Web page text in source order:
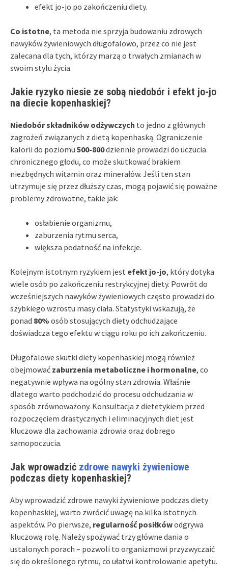
efekt jo-jo po zakończeniu diety.
Co istotne, ta metoda nie sprzyja budowaniu zdrowych
nawyków żywieniowych długofalowo, przez co nie jest
zalecana dla tych, którzy marzą o trwałych zmianach w
swoim stylu życia.
Jakie ryzyko niesie ze sobą niedobór i efekt jo-jo
na diecie kopenhaskiej?
Niedobór składników odżywczych to jedno z głównych
zagrożeń związanych z dietą kopenhaską. Ograniczenie
kalorii do poziomu 500-800dziennie prowadzi do uczucia
chronicznego głodu, co może skutkować brakiem
niezbędnych witamin oraz minerałów. Jeśli ten stan
utrzymuje się przez dłuższy czas, mogą pojawić się poważne
problemy zdrowotne, takie jak:
osłabienie organizmu,
zaburzenia rytmu serca,
większa podatność na infekcje.
Kolejnym istotnym ryzykiem jest efekt jo-jo, który dotyka
wiele osób po zakończeniu restrykcyjnej diety. Powrót do
wcześniejszych nawyków żywieniowych często prowadzi do
szybkiego wzrostu masy ciała. Statystyki wskazują, że
ponad 80% osób stosujących diety odchudzające
doświadcza tego efektu w ciągu roku po ich zakończeniu.
Długofalowe skutki diety kopenhaskiej mogą również
obejmować zaburzenia metaboliczne i hormonalne, co
negatywnie wpływa na ogólny stan zdrowia. Właśnie
dlatego warto podchodzić do procesu odchudzania w
sposób zrównoważony. Konsultacja z dietetykiem przed
rozpoczęciem drastycznych i eliminacyjnych diet jest
kluczowa dla zachowania zdrowia oraz dobrego
samopoczucia.
Jak wprowadzić zdrowe nawyki żywieniowe
podczas diety kopenhaskiej?
Aby wprowadzić zdrowe nawyki żywieniowe podczas diety
kopenhaskiej, warto zwrócić uwagę na kilka istotnych
aspektów. Po pierwsze, regularność posiłkówodgrywa
kluczową rolę. Należy spożywać trzy główne dania o
ustalonych porach – pozwoli to organizmowi przyzwyczaić
się do określonego rytmu, co ułatwi kontrolowanie apetytu.